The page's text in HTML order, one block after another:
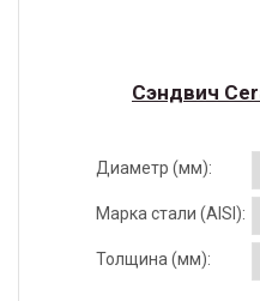
Сэндвич
Диаметр (мм):
Марка стали (AISI):
Толщина (мм):